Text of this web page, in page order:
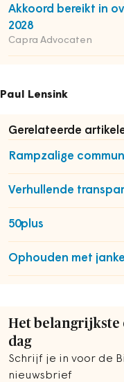
Akkoord bereikt in
2028
Capra Advocaten
Paul Lensink
Gerelateerde
Rampzalige
Verhullende
50plus
Ophouden met
Het belangrijkste
dag
Schrijf je in voor de
nieuwsbrief